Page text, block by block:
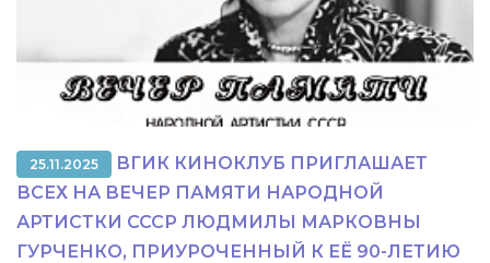
25.11.2025
ВГИК КИНОКЛУБ ПРИГЛАШАЕТ
ВСЕХ НА ВЕЧЕР ПАМЯТИ НАРОДНОЙ
АРТИСТКИ СССР ЛЮДМИЛЫ МАРКОВНЫ
ГУРЧЕНКО, ПРИУРОЧЕННЫЙ К ЕЁ 90-ЛЕТИЮ